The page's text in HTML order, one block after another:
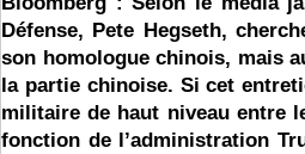
Défense, Pete Hegseth,
son homologue chinois, mais
la partie chinoise. Si cet
militaire de haut niveau entre
fonction de l’administration